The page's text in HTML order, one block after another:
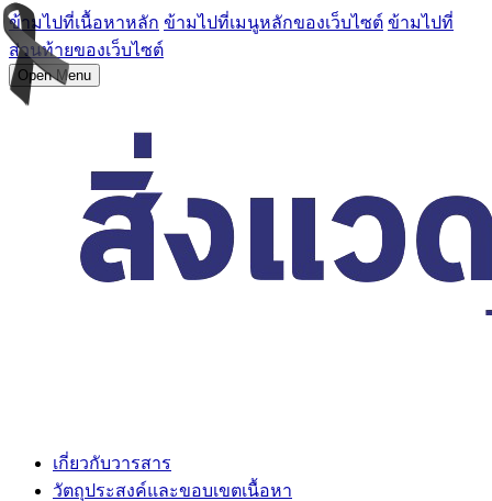
ข้ามไปที่เนื้อหาหลัก ข้ามไปที่เมนูหลักของเว็บไซต์ ข้ามไปที่
ส่วนท้ายของเว็บไซต์
Open Menu
เกี่ยวกับวารสาร
วัตถุประสงค์และขอบเขตเนื้อหา